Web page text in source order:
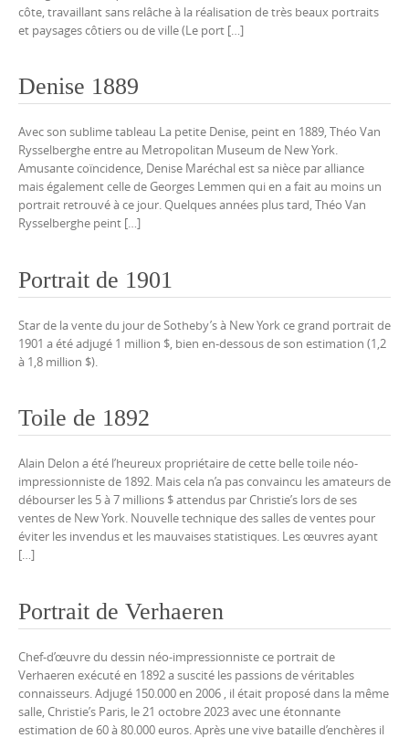
côte, travaillant sans relâche à la réalisation de très beaux portraits
et paysages côtiers ou de ville (Le port […]
Denise 1889
Avec son sublime tableau La petite Denise, peint en 1889, Théo Van
Rysselberghe entre au Metropolitan Museum de New York.
Amusante coïncidence, Denise Maréchal est sa nièce par alliance
mais également celle de Georges Lemmen qui en a fait au moins un
portrait retrouvé à ce jour. Quelques années plus tard, Théo Van
Rysselberghe peint […]
Portrait de 1901
Star de la vente du jour de Sotheby’s à New York ce grand portrait de
1901 a été adjugé 1 million $, bien en-dessous de son estimation (1,2
à 1,8 million $).
Toile de 1892
Alain Delon a été l’heureux propriétaire de cette belle toile néo-
impressionniste de 1892. Mais cela n’a pas convaincu les amateurs de
débourser les 5 à 7 millions $ attendus par Christie’s lors de ses
ventes de New York. Nouvelle technique des salles de ventes pour
éviter les invendus et les mauvaises statistiques. Les œuvres ayant
[…]
Portrait de Verhaeren
Chef-d’œuvre du dessin néo-impressionniste ce portrait de
Verhaeren exécuté en 1892 a suscité les passions de véritables
connaisseurs. Adjugé 150.000 en 2006 , il était proposé dans la même
salle, Christie’s Paris, le 21 octobre 2023 avec une étonnante
estimation de 60 à 80.000 euros. Après une vive bataille d’enchères il